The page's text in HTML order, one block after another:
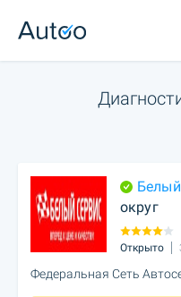
округ
Открыто
Федеральная Сеть